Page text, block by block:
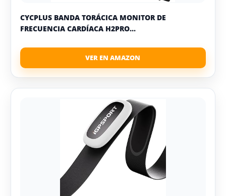
CYCPLUS BANDA TORÁCICA MONITOR DE
FRECUENCIA CARDÍACA H2PRO...